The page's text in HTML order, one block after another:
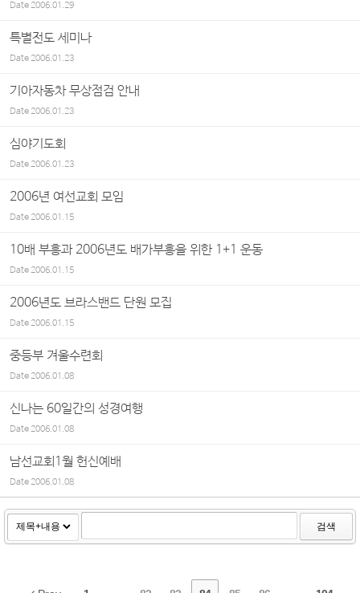
Date2006.01.29
특별전도 세미나
Date2006.01.23
기아자동차 무상점검 안내
Date2006.01.23
심야기도회
Date2006.01.23
2006년 여선교회 모임
Date2006.01.15
10배 부흥과 2006년도 배가부흥을 위한 1+1 운동
Date2006.01.15
2006년도 브라스밴드 단원 모집
Date2006.01.15
중등부 겨울수련회
Date2006.01.08
신나는 60일간의 성경여행
Date2006.01.08
남선교회1월 헌신예배
Date2006.01.08
검색